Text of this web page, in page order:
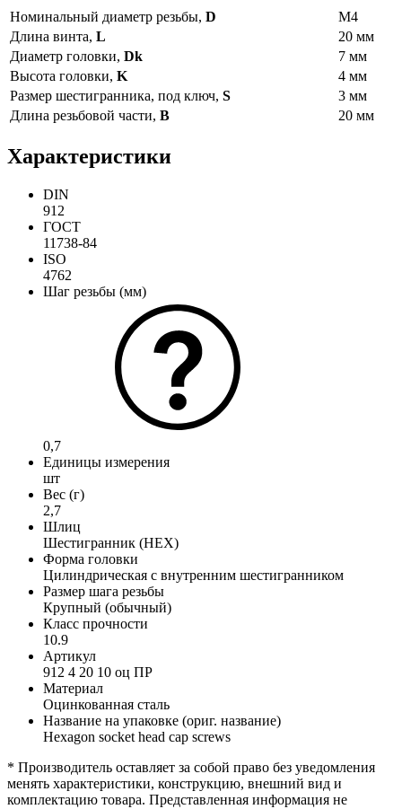
Номинальный диаметр резьбы, D
М4
Длина винта, L
20 мм
Диаметр головки, Dk
7 мм
Высота головки, K
4 мм
Размер шестигранника, под ключ, S
3 мм
Длина резьбовой части, B 20 мм
Характеристики
DIN
912
ГОСТ
11738-84
ISO
4762
Шаг резьбы (мм)
0,7
Единицы измерения
шт
Вес (г)
2,7
Шлиц
Шестигранник (HEX)
Форма головки
Цилиндрическая с внутренним шестигранником
Размер шага резьбы
Крупный (обычный)
Класс прочности
10.9
Артикул
912 4 20 10 оц ПР
Материал
Оцинкованная сталь
Название на упаковке (ориг. название)
Hexagon socket head cap screws
* Производитель оставляет за собой право без уведомления
менять характеристики, конструкцию, внешний вид и
комплектацию товара. Представленная информация не